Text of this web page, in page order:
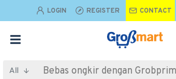
LOGIN REGISTER CONTACT
All